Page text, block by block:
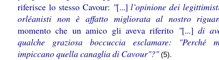
riferisce lo stesso Cavour: "[...]l’opinione dei
orléanisti non è affatto migliorata al nostro
momento che un amico gli aveva riferito "[...]di
qualche graziosa boccuccia esclamare: "Perché
impiccano quella canaglia di Cavour"?" (5).